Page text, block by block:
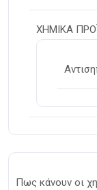
ΧΗΜΙΚΑ
Πως κάνουν οι